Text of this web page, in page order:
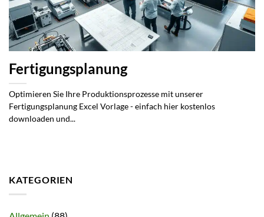
Fertigungsplanung
Optimieren Sie Ihre Produktionsprozesse mit unserer
Fertigungsplanung Excel Vorlage - einfach hier kostenlos
downloaden und...
KATEGORIEN